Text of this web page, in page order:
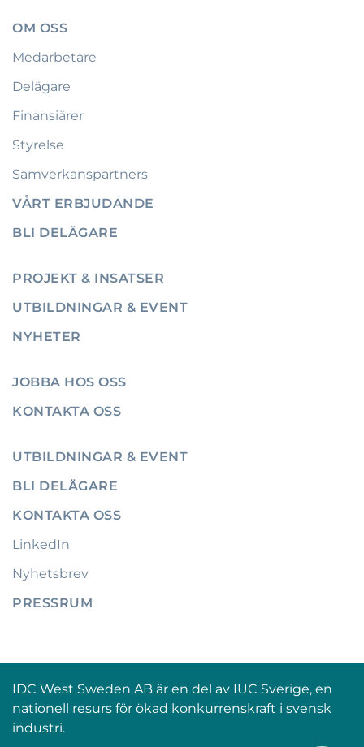
OM OSS
Medarbetare
Delägare
Finansiärer
Styrelse
Samverkanspartners
VÅRT ERBJUDANDE
BLI DELÄGARE
PROJEKT & INSATSER
UTBILDNINGAR & EVENT
NYHETER
JOBBA HOS OSS
KONTAKTA OSS
UTBILDNINGAR & EVENT
BLI DELÄGARE
KONTAKTA OSS
LinkedIn
Nyhetsbrev
PRESSRUM
IDC West Sweden AB är en del av IUC Sverige, en
nationell resurs för ökad konkurrenskraft i svensk
industri.